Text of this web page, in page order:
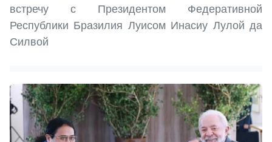
встречу с Президентом Федеративной
Республики Бразилия Луисом Инасиу Лулой да
Силвой